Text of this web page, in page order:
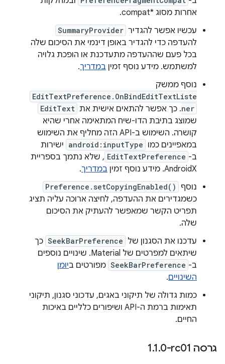
אחרות מסוג *compat.
עכשיו אפשר להגדיר SummaryProvider
להעדפה כדי להגדיר באופן דינמי את הסיכום שלה
בכל פעם שההעדפה מתעדכנת או הופכת גלויה
למשתמש. מידע נוסף זמין במדריך.
נוסף ממשק
EditTextPreference.OnBindEditTextListe
ner. כך אפשר להתאים אישית את EditText
שמוצג בתיבת הדו-שיח המתאימה אחרי שהיא
קושרה. השימוש ב-API הזה מחליף את השימוש
במאפיינים כמו android:inputType ישירות
ב- EditTextPreference , שלא נתמך בספריית
AndroidX. מידע נוסף זמין
במדריך.
נוסף
Preference.setCopyingEnabled()
כשמגדירים את ההעדפה, לחיצה ארוכה עליה תציג
תפריט הקשר שמאפשר להעתיק את הסיכום
שלה.
עדכנו את הסגנון של SeekBarPreference כך
שיתאים למפרטים של Material. שינויים נוספים
ב- SeekBarPreference מפורטים ביומן
השינויים.
כמות גדולה של תיקוני באגים, עדכוני סגנון, תיקוני
תאימות ברמת ה-API ושיפורים כלליים באיכות
החיים.
גרסה ‎1 .1.0-rc01